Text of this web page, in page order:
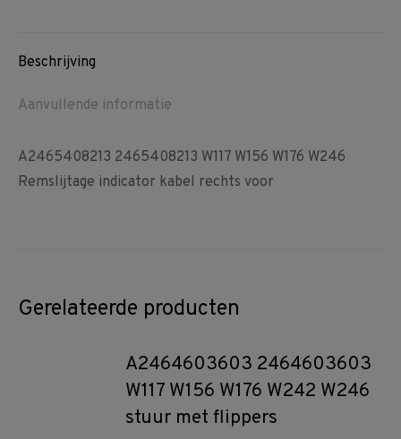
Beschrijving
Aanvullende informatie
A2465408213 2465408213 W117 W156 W176 W246
Remslijtage indicator kabel rechts voor
Gerelateerde producten
A2464603603 2464603603
W117 W156 W176 W242 W246
stuur met flippers